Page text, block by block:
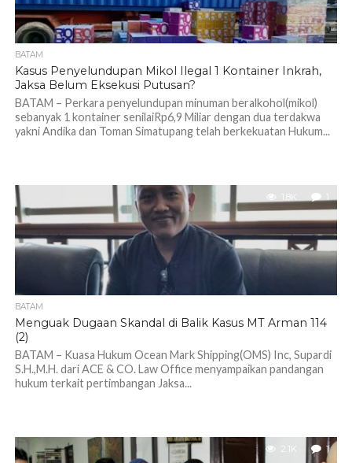
BATAM
Kasus Penyelundupan Mikol Ilegal 1 Kontainer Inkrah,
Jaksa Belum Eksekusi Putusan?
BATAM – Perkara penyelundupan minuman beralkohol(mikol)
sebanyak 1 kontainer senilaiRp6,9 Miliar dengan dua terdakwa
yakni Andika dan Toman Simatupang telah berkekuatan Hukum...
1.8K 1
BATAM
Menguak Dugaan Skandal di Balik Kasus MT Arman 114
(2)
BATAM – Kuasa Hukum Ocean Mark Shipping(OMS) Inc, Supardi
S.H.,M.H. dari ACE & CO. Law Office menyampaikan pandangan
hukum terkait pertimbangan Jaksa...
2.1K 1